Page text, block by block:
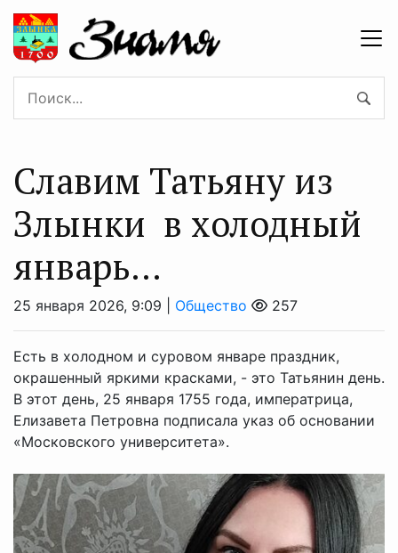
Славим Татьяну из
Злынки в холодный
январь…
25 января 2026, 9:09 | Общество 257
Есть в холодном и суровом январе праздник,
окрашенный яркими красками, - это Татьянин день.
В этот день, 25 января 1755 года, императрица,
Елизавета Петровна подписала указ об основании
«Московского университета».